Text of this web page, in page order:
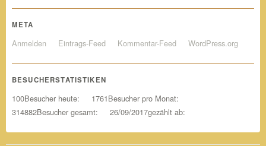
META
Anmelden Eintrags-Feed Kommentar-Feed WordPress.org
BESUCHERSTATISTIKEN
100Besucher heute: 1761Besucher pro Monat:
314882Besucher gesamt: 26/09/2017gezählt ab: